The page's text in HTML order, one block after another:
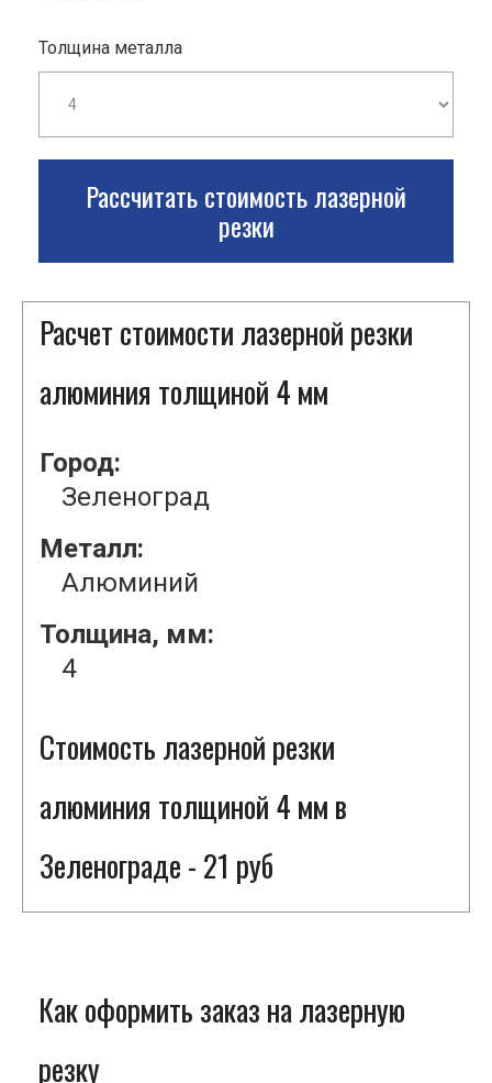
Толщина металла
Рассчитать стоимость лазерной
резки
Расчет стоимости лазерной резки
алюминия толщиной 4 мм
Город:
Зеленоград
Металл:
Алюминий
Толщина, мм:
4
Стоимость лазерной резки
алюминия толщиной 4 мм в
Зеленограде - 21 руб
Как оформить заказ на лазерную
резку